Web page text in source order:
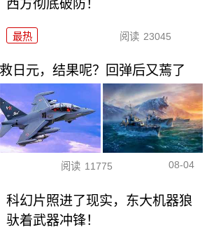
西方彻底破防！
最热 阅读 23045
日元，结果呢？回弹后又蔫了
阅读 11775 08-04
科幻片照进了现实，东大机器狼
驮着武器冲锋！